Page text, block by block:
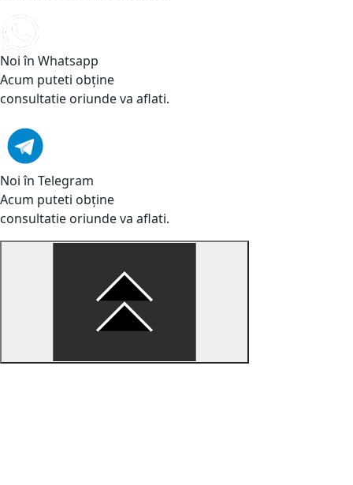
Noi în Whatsapp
Acum puteti obține
consultatie oriunde va aflati.
Noi în Telegram
Acum puteti obține
consultatie oriunde va aflati.